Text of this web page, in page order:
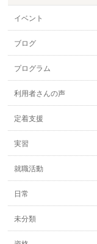
イベント
ブログ
プログラム
利用者さんの声
定着支援
実習
就職活動
日常
未分類